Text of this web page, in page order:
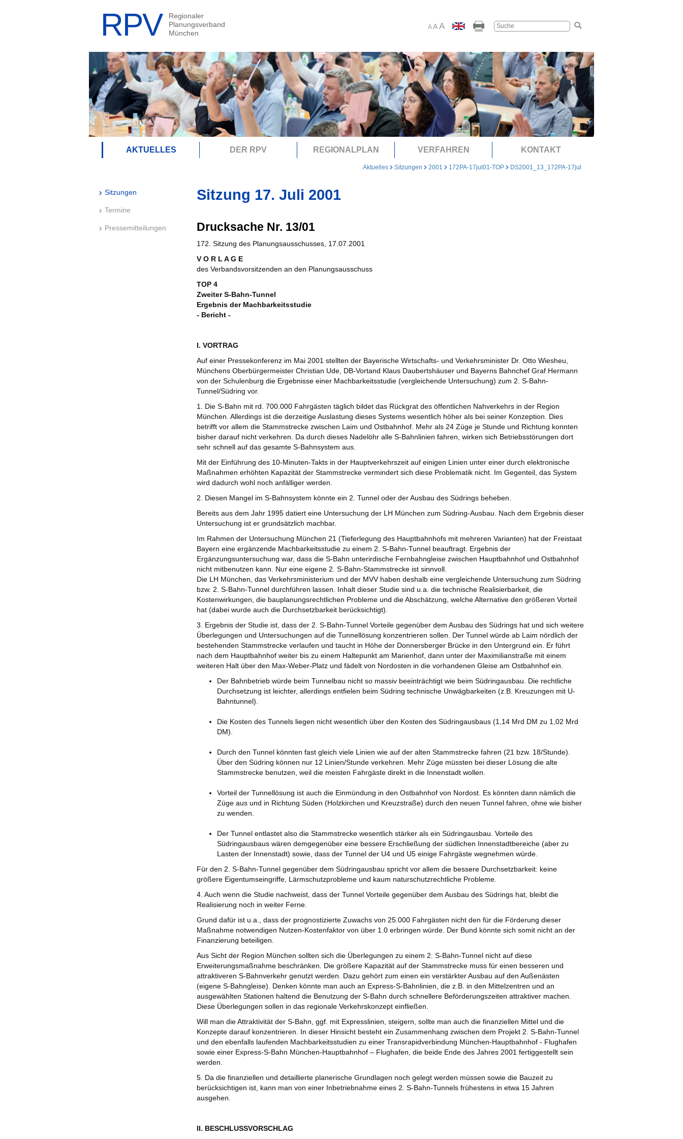
A AA
AKTUELLES DER RPV REGIONALPLAN VERFAHREN KONTAKT
Aktuelles Sitzungen 2001 172PA-17jul01-TOP DS2001_13_172PA-17jul
Sitzungen
Termine
Pressemitteilungen
Sitzung 17. Juli 2001
Drucksache Nr. 13/01
172. Sitzung des Planungsausschusses, 17.07.2001
V O R L A G E
des Verbandsvorsitzenden an den Planungsausschuss
TOP 4
Zweiter S-Bahn-Tunnel
Ergebnis der Machbarkeitsstudie
- Bericht -
I. VORTRAG
Auf einer Pressekonferenz im Mai 2001 stellten der Bayerische Wirtschafts- und Verkehrsminister Dr. Otto Wiesheu,
Münchens Oberbürgermeister Christian Ude, DB-Vortand Klaus Daubertshäuser und Bayerns Bahnchef Graf Hermann
von der Schulenburg die Ergebnisse einer Machbarkeitsstudie (vergleichende Untersuchung) zum 2. S-Bahn-
Tunnel/Südring vor.
1. Die S-Bahn mit rd. 700.000 Fahrgästen täglich bildet das Rückgrat des öffentlichen Nahverkehrs in der Region
München. Allerdings ist die derzeitige Auslastung dieses Systems wesentlich höher als bei seiner Konzeption. Dies
betrifft vor allem die Stammstrecke zwischen Laim und Ostbahnhof. Mehr als 24 Züge je Stunde und Richtung konnten
bisher darauf nicht verkehren. Da durch dieses Nadelöhr alle S-Bahnlinien fahren, wirken sich Betriebsstörungen dort
sehr schnell auf das gesamte S-Bahnsystem aus.
Mit der Einführung des 10-Minuten-Takts in der Hauptverkehrszeit auf einigen Linien unter einer durch elektronische
Maßnahmen erhöhten Kapazität der Stammstrecke vermindert sich diese Problematik nicht. Im Gegenteil, das System
wird dadurch wohl noch anfälliger werden.
2. Diesen Mangel im S-Bahnsystem könnte ein 2. Tunnel oder der Ausbau des Südrings beheben.
Bereits aus dem Jahr 1995 datiert eine Untersuchung der LH München zum Südring-Ausbau. Nach dem Ergebnis dieser
Untersuchung ist er grundsätzlich machbar.
Im Rahmen der Untersuchung München 21 (Tieferlegung des Hauptbahnhofs mit mehreren Varianten) hat der Freistaat
Bayern eine ergänzende Machbarkeitsstudie zu einem 2. S-Bahn-Tunnel beauftragt. Ergebnis der
Ergänzungsuntersuchung war, dass die S-Bahn unterirdische Fernbahngleise zwischen Hauptbahnhof und Ostbahnhof
nicht mitbenutzen kann. Nur eine eigene 2. S-Bahn-Stammstrecke ist sinnvoll.
Die LH München, das Verkehrsministerium und der MVV haben deshalb eine vergleichende Untersuchung zum Südring
bzw. 2. S-Bahn-Tunnel durchführen lassen. Inhalt dieser Studie sind u.a. die technische Realisierbarkeit, die
Kostenwirkungen, die bauplanungsrechtlichen Probleme und die Abschätzung, welche Alternative den größeren Vorteil
hat (dabei wurde auch die Durchsetzbarkeit berücksichtigt).
3. Ergebnis der Studie ist, dass der 2. S-Bahn-Tunnel Vorteile gegenüber dem Ausbau des Südrings hat und sich weitere
Überlegungen und Untersuchungen auf die Tunnellösung konzentrieren sollen. Der Tunnel würde ab Laim nördlich der
bestehenden Stammstrecke verlaufen und taucht in Höhe der Donnersberger Brücke in den Untergrund ein. Er führt
nach dem Hauptbahnhof weiter bis zu einem Haltepunkt am Marienhof, dann unter der Maximilianstraße mit einem
weiteren Halt über den Max-Weber-Platz und fädelt von Nordosten in die vorhandenen Gleise am Ostbahnhof ein.
Der Bahnbetrieb würde beim Tunnelbau nicht so massiv beeinträchtigt wie beim Südringausbau. Die rechtliche
Durchsetzung ist leichter, allerdings entfielen beim Südring technische Unwägbarkeiten (z.B. Kreuzungen mit U-
Bahntunnel).
Die Kosten des Tunnels liegen nicht wesentlich über den Kosten des Südringausbaus (1,14 Mrd DM zu 1,02 Mrd
DM).
Durch den Tunnel könnten fast gleich viele Linien wie auf der alten Stammstrecke fahren (21 bzw. 18/Stunde).
Über den Südring können nur 12 Linien/Stunde verkehren. Mehr Züge müssten bei dieser Lösung die alte
Stammstrecke benutzen, weil die meisten Fahrgäste direkt in die Innenstadt wollen.
Vorteil der Tunnellösung ist auch die Einmündung in den Ostbahnhof von Nordost. Es könnten dann nämlich die
Züge aus und in Richtung Süden (Holzkirchen und Kreuzstraße) durch den neuen Tunnel fahren, ohne wie bisher
zu wenden.
Der Tunnel entlastet also die Stammstrecke wesentlich stärker als ein Südringausbau. Vorteile des
Südringausbaus wären demgegenüber eine bessere Erschließung der südlichen Innenstadtbereiche (aber zu
Lasten der Innenstadt) sowie, dass der Tunnel der U4 und U5 einige Fahrgäste wegnehmen würde.
Für den 2. S-Bahn-Tunnel gegenüber dem Südringausbau spricht vor allem die bessere Durchsetzbarkeit: keine
größere Eigentumseingriffe, Lärmschutzprobleme und kaum naturschutzrechtliche Probleme.
4. Auch wenn die Studie nachweist, dass der Tunnel Vorteile gegenüber dem Ausbau des Südrings hat, bleibt die
Realisierung noch in weiter Ferne.
Grund dafür ist u.a., dass der prognostizierte Zuwachs von 25.000 Fahrgästen nicht den für die Förderung dieser
Maßnahme notwendigen Nutzen-Kostenfaktor von über 1.0 erbringen würde. Der Bund könnte sich somit nicht an der
Finanzierung beteiligen.
Aus Sicht der Region München sollten sich die Überlegungen zu einem 2. S-Bahn-Tunnel nicht auf diese
Erweiterungsmaßnahme beschränken. Die größere Kapazität auf der Stammstrecke muss für einen besseren und
attraktiveren S-Bahnverkehr genutzt werden. Dazu gehört zum einen ein verstärkter Ausbau auf den Außenästen
(eigene S-Bahngleise). Denken könnte man auch an Express-S-Bahnlinien, die z.B. in den Mittelzentren und an
ausgewählten Stationen haltend die Benutzung der S-Bahn durch schnellere Beförderungszeiten attraktiver machen.
Diese Überlegungen sollen in das regionale Verkehrskonzept einfließen.
Will man die Attraktivität der S-Bahn, ggf. mit Expresslinien, steigern, sollte man auch die finanziellen Mittel und die
Konzepte darauf konzentrieren. In dieser Hinsicht besteht ein Zusammenhang zwischen dem Projekt 2. S-Bahn-Tunnel
und den ebenfalls laufenden Machbarkeitsstudien zu einer Transrapidverbindung München-Hauptbahnhof - Flughafen
sowie einer Express-S-Bahn München-Hauptbahnhof – Flughafen, die beide Ende des Jahres 2001 fertiggestellt sein
werden.
5. Da die finanziellen und detaillierte planerische Grundlagen noch gelegt werden müssen sowie die Bauzeit zu
berücksichtigen ist, kann man von einer Inbetriebnahme eines 2. S-Bahn-Tunnels frühestens in etwa 15 Jahren
ausgehen.
II. BESCHLUSSVORSCHLAG